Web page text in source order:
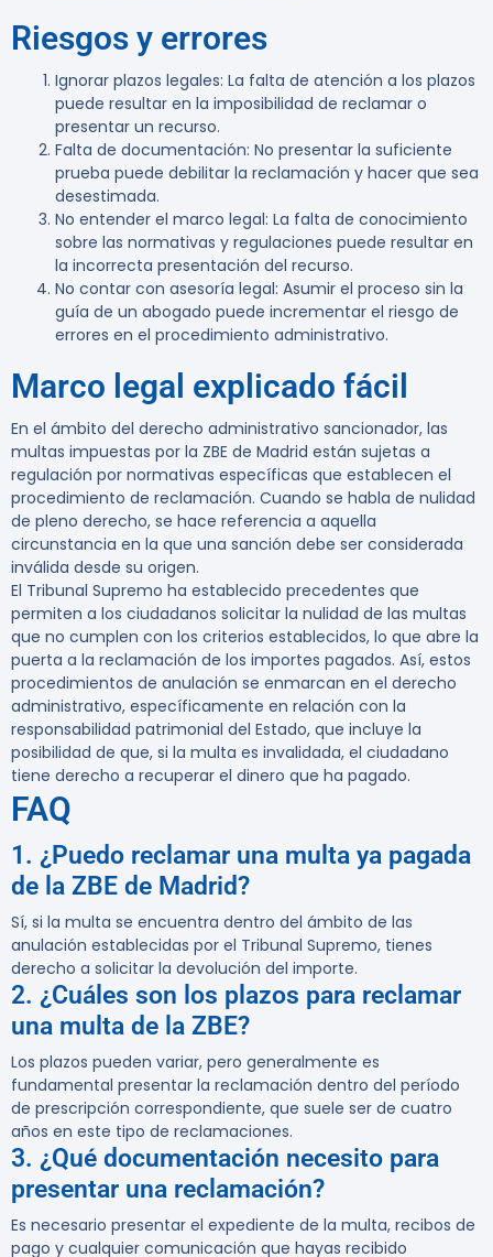
Riesgos y errores
Ignorar plazos legales: La falta de atención a los plazos
puede resultar en la imposibilidad de reclamar o
presentar un recurso.
Falta de documentación: No presentar la suficiente
prueba puede debilitar la reclamación y hacer que sea
desestimada.
No entender el marco legal: La falta de conocimiento
sobre las normativas y regulaciones puede resultar en
la incorrecta presentación del recurso.
No contar con asesoría legal: Asumir el proceso sin la
guía de un abogado puede incrementar el riesgo de
errores en el procedimiento administrativo.
Marco legal explicado fácil
En el ámbito del derecho administrativo sancionador, las
multas impuestas por la ZBE de Madrid están sujetas a
regulación por normativas específicas que establecen el
procedimiento de reclamación. Cuando se habla de nulidad
de pleno derecho, se hace referencia a aquella
circunstancia en la que una sanción debe ser considerada
inválida desde su origen.
El Tribunal Supremo ha establecido precedentes que
permiten a los ciudadanos solicitar la nulidad de las multas
que no cumplen con los criterios establecidos, lo que abre la
puerta a la reclamación de los importes pagados. Así, estos
procedimientos de anulación se enmarcan en el derecho
administrativo, específicamente en relación con la
responsabilidad patrimonial del Estado, que incluye la
posibilidad de que, si la multa es invalidada, el ciudadano
tiene derecho a recuperar el dinero que ha pagado.
FAQ
1. ¿Puedo reclamar una multa ya pagada
de la ZBE de Madrid?
Sí, si la multa se encuentra dentro del ámbito de las
anulación establecidas por el Tribunal Supremo, tienes
derecho a solicitar la devolución del importe.
2. ¿Cuáles son los plazos para reclamar
una multa de la ZBE?
Los plazos pueden variar, pero generalmente es
fundamental presentar la reclamación dentro del período
de prescripción correspondiente, que suele ser de cuatro
años en este tipo de reclamaciones.
3. ¿Qué documentación necesito para
presentar una reclamación?
Es necesario presentar el expediente de la multa, recibos de
pago y cualquier comunicación que hayas recibido